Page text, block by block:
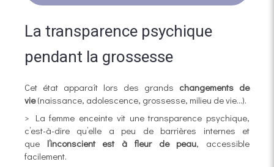
La transparence psychique
pendant la grossesse
Cet état apparaît lors des grands changements de
vie(naissance, adolescence, grossesse, milieu de vie...).
> La femme enceinte vit une transparence psychique,
c’est-à-dire qu’elle a peu de barrières internes et
que l’inconscient est à fleur de peau, accessible
facilement.